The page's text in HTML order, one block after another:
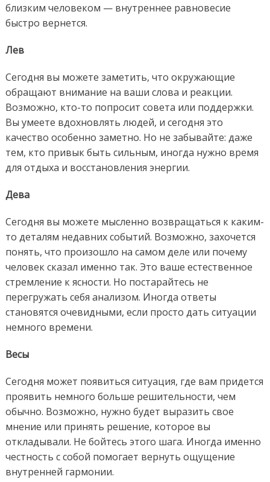
близким человеком — внутреннее равновесие
быстро вернется.
Лев
Сегодня вы можете заметить, что окружающие
обращают внимание на ваши слова и реакции.
Возможно, кто-то попросит совета или поддержки.
Вы умеете вдохновлять людей, и сегодня это
качество особенно заметно. Но не забывайте: даже
тем, кто привык быть сильным, иногда нужно время
для отдыха и восстановления энергии.
Дева
Сегодня вы можете мысленно возвращаться к каким-
то деталям недавних событий. Возможно, захочется
понять, что произошло на самом деле или почему
человек сказал именно так. Это ваше естественное
стремление к ясности. Но постарайтесь не
перегружать себя анализом. Иногда ответы
становятся очевидными, если просто дать ситуации
немного времени.
Весы
Сегодня может появиться ситуация, где вам придется
проявить немного больше решительности, чем
обычно. Возможно, нужно будет выразить свое
мнение или принять решение, которое вы
откладывали. Не бойтесь этого шага. Иногда именно
честность с собой помогает вернуть ощущение
внутренней гармонии.